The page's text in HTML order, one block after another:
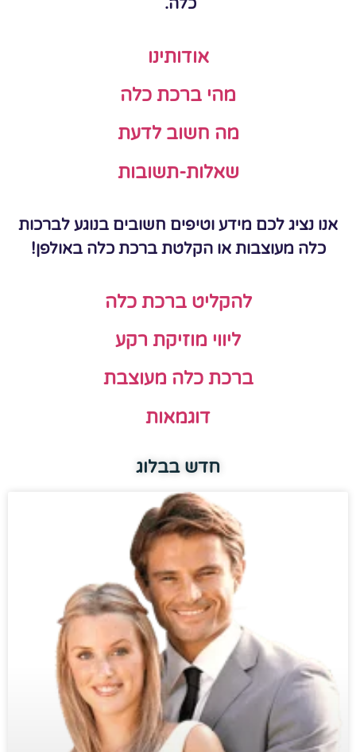
כלה.
אודותינו
מהי ברכת כלה
מה חשוב לדעת
שאלות-תשובות
אנו נציג לכם מידע וטיפים חשובים בנוגע לברכות
כלה מעוצבות או הקלטת ברכת כלה באולפן!
להקליט ברכת כלה
ליווי מוזיקת רקע
ברכת כלה מעוצבת
דוגמאות
חדש בבלוג